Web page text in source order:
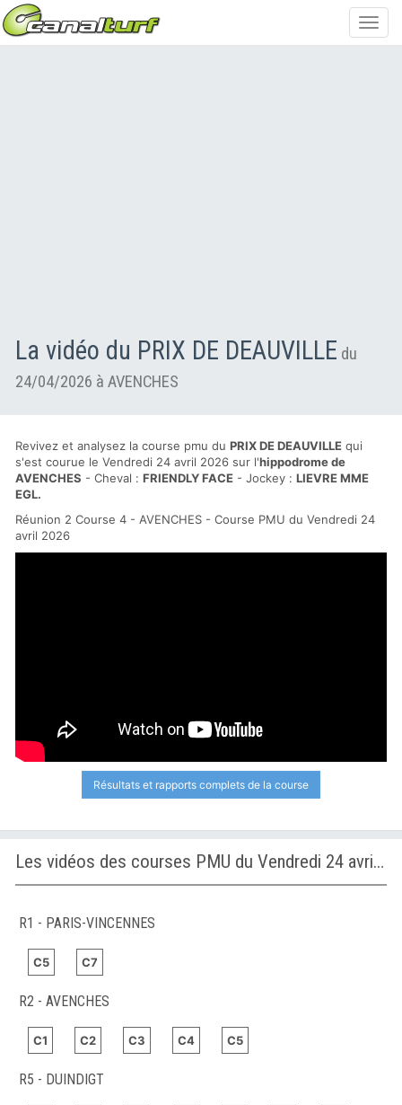
La vidéo du PRIX DE DEAUVILLE du
24/04/2026 à AVENCHES
Revivez et analysez la course pmu du PRIX DE DEAUVILLE qui
s'est courue le Vendredi 24 avril 2026 sur l'hippodrome de
AVENCHES - Cheval : FRIENDLY FACE - Jockey : LIEVRE MME
EGL.
Réunion 2 Course 4 - AVENCHES - Course PMU du Vendredi 24
avril 2026
Résultats et rapports complets de la course
Les vidéos des courses PMU du Vendredi 24 avril 2026
R1 - PARIS-VINCENNES
C5 C7
R2 - AVENCHES
C1 C2 C3 C4 C5
R5 - DUINDIGT